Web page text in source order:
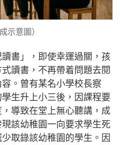
示意圖）
書」，即使幸運過關，孩
讀書，不再帶着問題去閱
。曾有某名小學校長察
生升上小三後，因課程要
導致在堂上無心聽講，成
該幼稚園一向要求學生死
取錄該幼稚園的學生。因